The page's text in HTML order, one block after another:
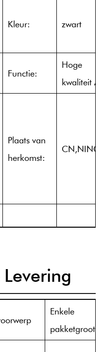
Kleur: zwart
Functie:
Hoge
kwaliteit
Plaats van
herkomst:
Enkele